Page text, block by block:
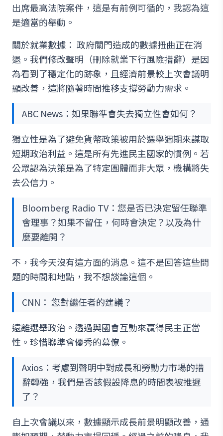
出席最高法院案件，這是有前例可循的，我認為這
是適當的舉動。
關於就業數據： 政府關門造成的數據扭曲正在消
退。我們修改聲明（刪除就業下行風險措辭）是因
為看到了穩定化的跡象，且經濟前景較上次會議明
顯改善，這將隨著時間推移支撐勞動力需求。
ABC News：如果聯準會失去獨立性會如何？
獨立性是為了避免貨幣政策被用於選舉週期來謀取
短期政治利益。這是所有先進民主國家的慣例。若
公眾認為決策是為了特定團體而非大眾，機構將失
去公信力。
Bloomberg Radio TV：您是否已決定留任聯準
會理事？如果不留任，何時會決定？以及為什
麼要離開？
不，我今天沒有這方面的消息。這不是回答這些問
題的時間和地點，我不想談論這個。
CNN： 您對繼任者的建議？
遠離選舉政治。透過與國會互動來贏得民主正當
性。珍惜聯準會優秀的幕僚。
Axios：考慮到聲明中對成長和勞動力市場的措
辭轉強，我們是否該假設降息的時間表被推遲
了？
自上次會議以來，數據顯示成長前景明顯改善，通